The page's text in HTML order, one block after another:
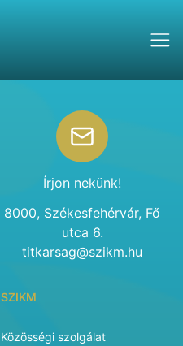
Írjon nekünk!
8000, Székesfehérvár, Fő
utca 6.
titkarsag@szikm.hu
SZIKM
Közösségi szolgálat